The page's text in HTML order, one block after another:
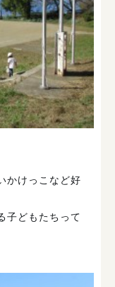
かけっこなど好
子どもたちって